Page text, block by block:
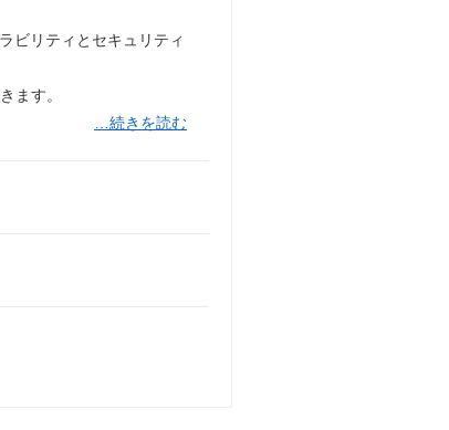
ビリティとセキュリティ
ます。
…続きを読む